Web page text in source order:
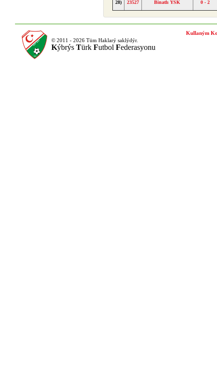
28) 23527 Binatlı YSK 0 - 2
© 2011 - 2026 Tüm Haklarý saklýdýr.
Kýbrýs Türk Futbol Federasyonu
Kullaným